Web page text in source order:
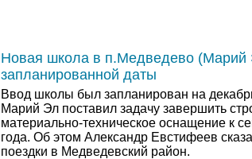
Новая школа в п.Медведево (Марий
запланированной даты
Ввод школы был запланирован на
Марий Эл поставил задачу завершить
материально-техническое оснащение к
года. Об этом Александр Евстифеев
поездки в Медведевский район.